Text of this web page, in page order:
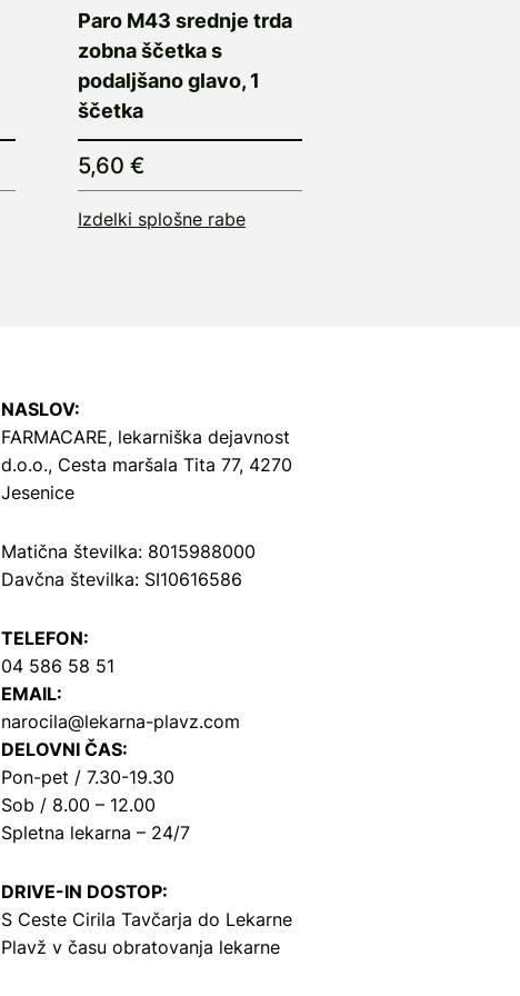
Paro M43 srednje trda
zobna ščetka s
podaljšano glavo, 1
ščetka
5,60 €
Izdelki splošne rabe
NASLOV:
FARMACARE, lekarniška dejavnost
d.o.o., Cesta maršala Tita 77, 4270
Jesenice
Matična številka: 8015988000
Davčna številka: SI10616586
TELEFON:
04 586 58 51
EMAIL:
narocila@lekarna-plavz.com
DELOVNI ČAS:
Pon-pet / 7.30-19.30
Sob / 8.00 – 12.00
Spletna lekarna – 24/7
DRIVE-IN DOSTOP:
S Ceste Cirila Tavčarja do Lekarne
Plavž v času obratovanja lekarne